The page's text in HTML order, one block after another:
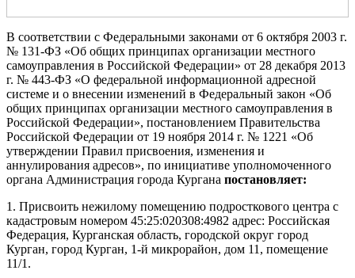
В соответствии с Федеральными законами от 6 октября 2003 г.
№ 131-ФЗ «Об общих принципах организации местного
самоуправления в Российской Федерации» от 28 декабря 2013
г. № 443-ФЗ «О федеральной информационной адресной
системе и о внесении изменений в Федеральный закон «Об
общих принципах организации местного самоуправления в
Российской Федерации», постановлением Правительства
Российской Федерации от 19 ноября 2014 г. № 1221 «Об
утверждении Правил присвоения, изменения и
аннулирования адресов», по инициативе уполномоченного
органа Администрация города Кургана постановляет:
1. Присвоить нежилому помещению подросткового центра с
кадастровым номером 45:25:020308:4982 адрес: Российская
Федерация, Курганская область, городской округ город
Курган, город Курган, 1-й микрорайон, дом 11, помещение
11/1.